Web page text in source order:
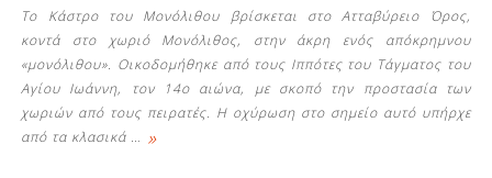
Το Κάστρο του Μονόλιθου βρίσκεται στο Ατταβύρειο Όρος,
κοντά στο χωριό Μονόλιθος, στην άκρη ενός απόκρημνου
«μονόλιθου». Οικοδομήθηκε από τους Ιππότες του Τάγματος του
Αγίου Ιωάννη, τον 14ο αιώνα, με σκοπό την προστασία των
χωριών από τους πειρατές. Η οχύρωση στο σημείο αυτό υπήρχε
από τα κλασικά … »